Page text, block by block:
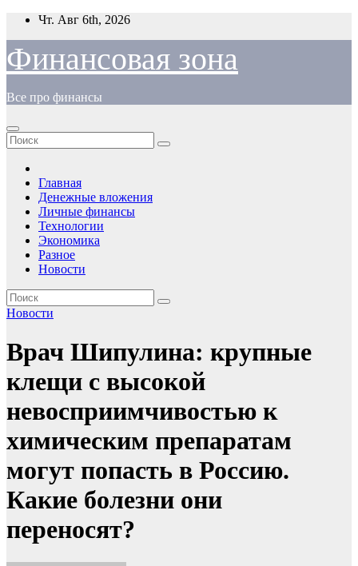
Перейти
содержимому
Чт. Авг 6th, 2026
Финансовая зона
Все про финансы
Главная
Денежные вложения
Личные финансы
Технологии
Экономика
Разное
Новости
Новости
Врач Шипулина: крупные
клещи с высокой
невосприимчивостью к
химическим препаратам
могут попасть в Россию.
Какие болезни они
переносят?